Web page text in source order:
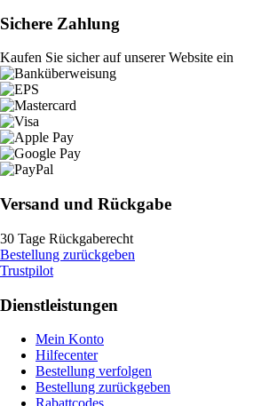
Sichere Zahlung
Kaufen Sie sicher auf unserer Website ein
Versand und Rückgabe
30 Tage Rückgaberecht
Bestellung zurückgeben
Trustpilot
Dienstleistungen
Mein Konto
Hilfecenter
Bestellung verfolgen
Bestellung zurückgeben